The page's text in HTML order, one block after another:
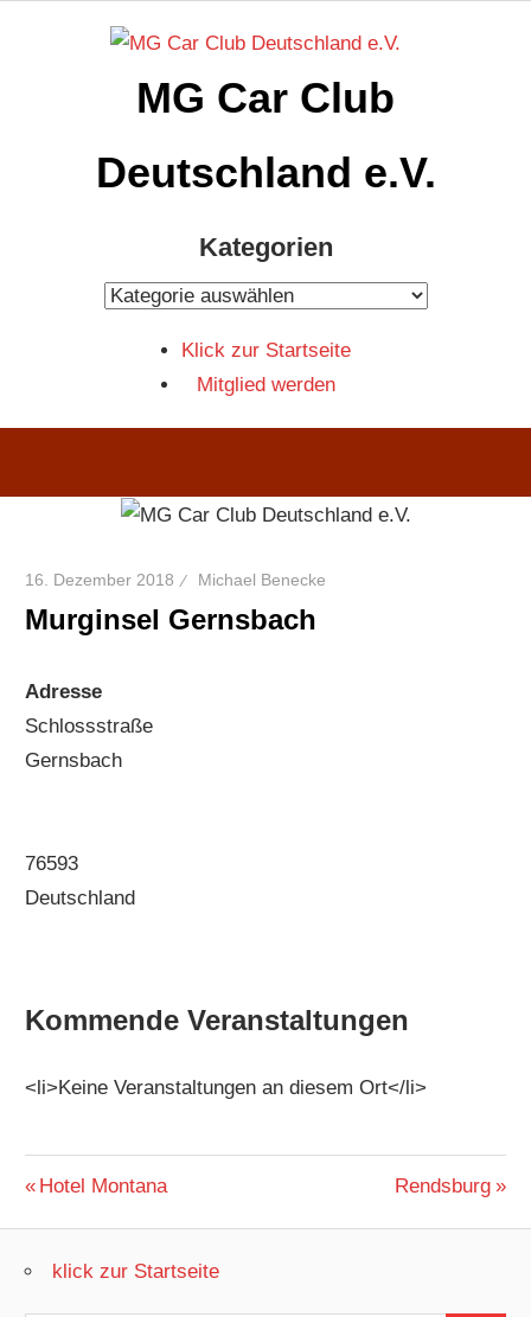
MG Car Club
Deutschland e.V.
Kategorien
Kategorien
Klick zur Startseite
Mitglied werden
16. Dezember 2018 Michael Benecke
Murginsel Gernsbach
Adresse
Schlossstraße
Gernsbach
76593
Deutschland
Kommende Veranstaltungen
<li>Keine Veranstaltungen an diesem Ort</li>
Beitragsnavigation
Vorheriger
Hotel Montana
Nächster
Rendsburg
klick zur Startseite